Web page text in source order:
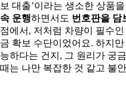
보 대출’이라는 생소한 상품
속 운행하면서도 번호판을 담
점에서, 저처럼 차량이 필수
금 확보 수단이었어요. 하지
능하다는 건지, 그 원리가 궁
때는 나만 복잡한 것 같고 불